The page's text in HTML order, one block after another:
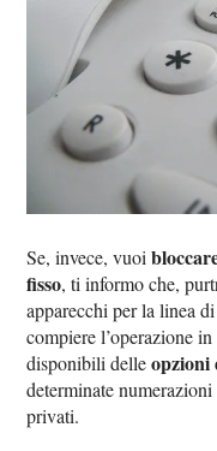
Se, invece, vuoi
fisso, ti informo che,
apparecchi per la linea
compiere l’operazione
disponibili delleopzioni
determinate
privati.